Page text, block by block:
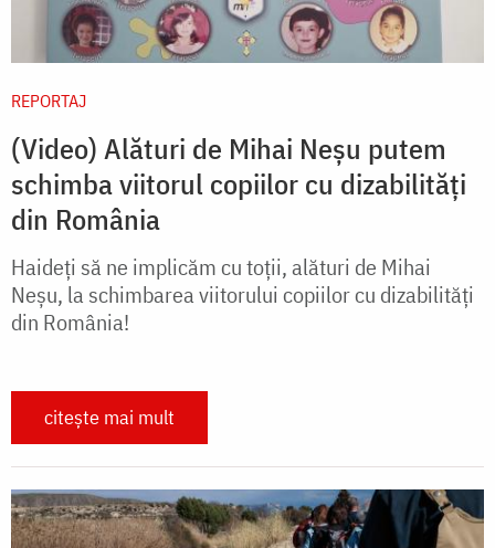
REPORTAJ
(Video) Alături de Mihai Neșu putem
schimba viitorul copiilor cu dizabilități
din România
Haideți să ne implicăm cu toții, alături de Mihai
Neșu, la schimbarea viitorului copiilor cu dizabilități
din România!
citește mai mult